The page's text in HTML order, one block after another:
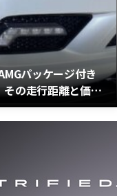
パッケージ付き
その走行距離と価格